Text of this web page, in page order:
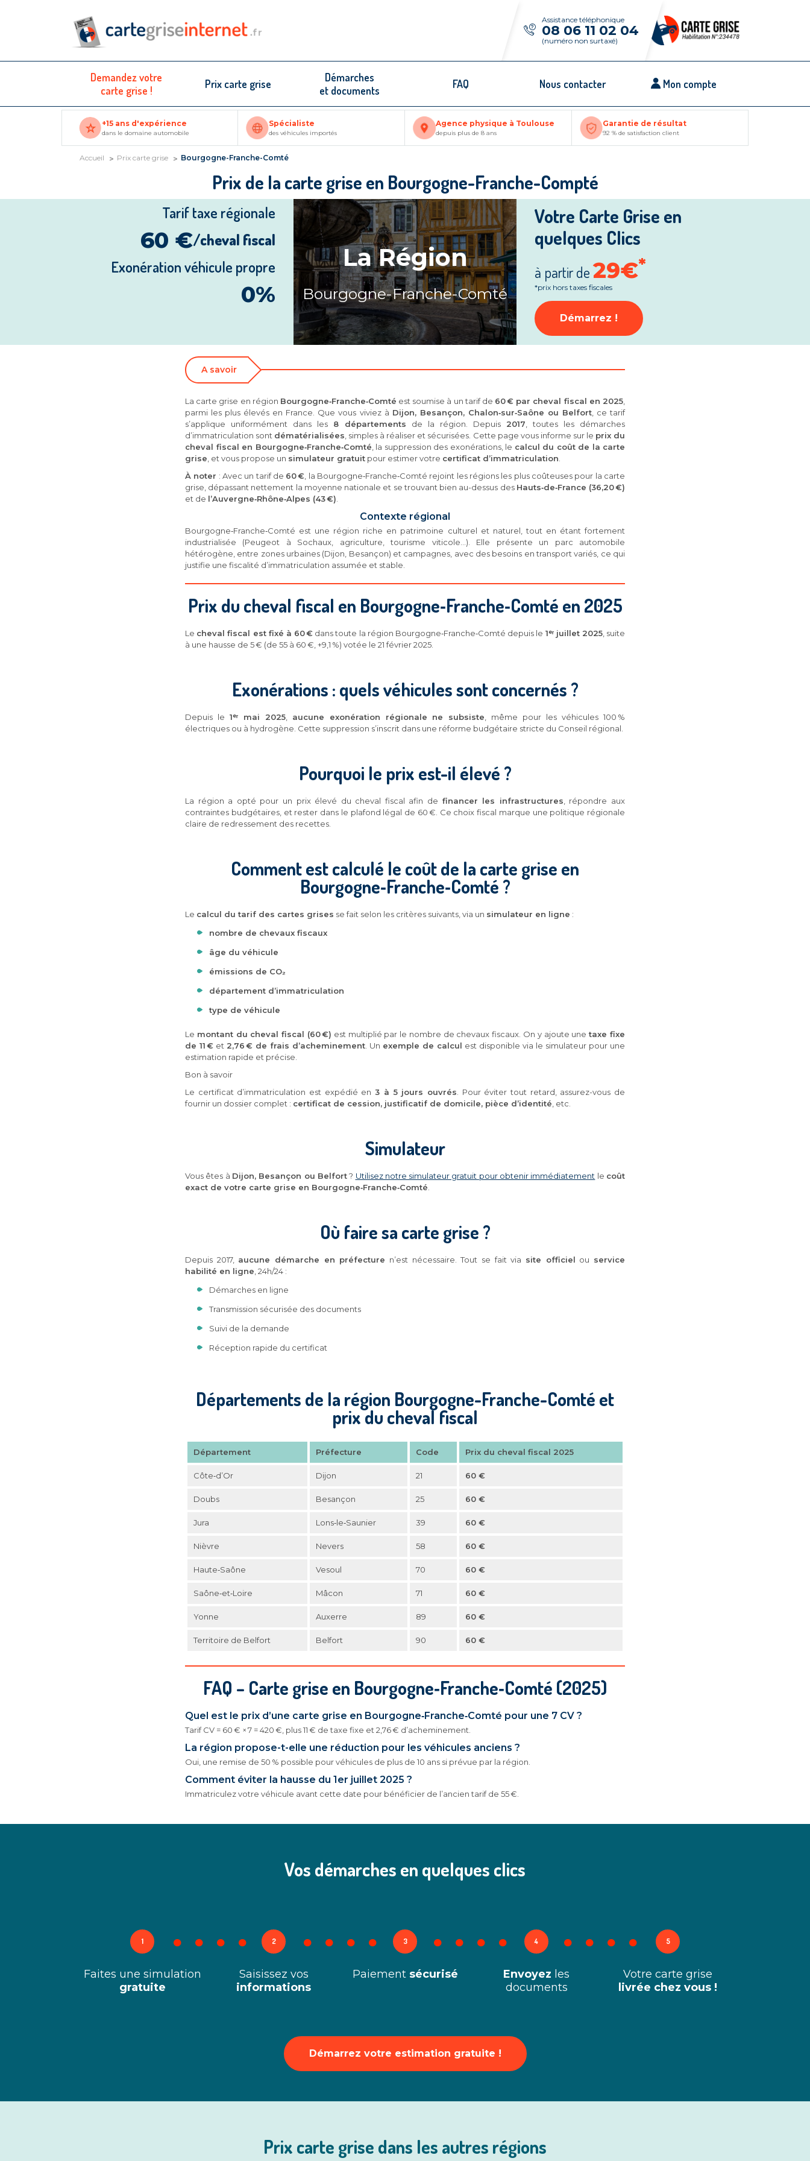
Assistance téléphonique
08 06 11 02 04
(numéro non surtaxé)
Demandez votre
carte grise !
Prix carte grise
Démarches
et documents
FAQ Nous contacter Mon compte
+15 ans d'expérience
dans le domaine automobile
Spécialiste
des véhicules importés
Agence physique à Toulouse
depuis plus de 8 ans
Garantie de résultat
92 % de satisfaction client
Accueil Prix carte grise Bourgogne-Franche-Comté
Prix de la carte grise en Bourgogne-Franche-Compté
Tarif taxe régionale
60 €/cheval fiscal
Exonération véhicule propre
0%
La Région
Bourgogne-Franche-Comté
Votre Carte Grise en
quelques Clics
à partir de29€*
*prix hors taxes fiscales
Démarrez !
A savoir
La carte grise en région Bourgogne‑Franche‑Comté est soumise à un tarif de 60 € par cheval fiscal en 2025
parmi les plus élevés en France. Que vous viviez à Dijon, Besançon, Chalon‑sur‑Saône ou Belfort, ce tarif
s’applique uniformément dans les 8 départements de la région. Depuis 2017 , toutes les démarches
d’immatriculation sont dématérialisées , simples à réaliser et sécurisées. Cette page vous informe sur le prix du
cheval fiscal en Bourgogne‑Franche‑Comté , la suppression des exonérations, le calcul du coût de la carte
grise , et vous propose un simulateur gratuit pour estimer votre certificat d’immatriculation
À noter : Avec un tarif de 60 € , la Bourgogne‑Franche‑Comté rejoint les régions les plus coûteuses pour la carte
grise, dépassant nettement la moyenne nationale et se trouvant bien au-dessus des Hauts‑de‑France (36,20 €)
et de l’Auvergne‑Rhône‑Alpes (43 €)
Contexte régional
Bourgogne‑Franche‑Comté est une région riche en patrimoine culturel et naturel, tout en étant fortement
industrialisée (Peugeot à Sochaux, agriculture, tourisme viticole…). Elle présente un parc automobile
hétérogène, entre zones urbaines (Dijon, Besançon) et campagnes, avec des besoins en transport variés, ce qui
justifie une fiscalité d’immatriculation assumée et stable.
Prix du cheval fiscal en Bourgogne‑Franche‑Comté en 2025
Le cheval fiscal est fixé à 60 € dans toute la région Bourgogne‑Franche‑Comté depuis le 1ᵉʳ juillet 2025, suite
à une hausse de 5 € (de 55 à 60 €, +9,1 %) votée le 21 février 2025.
Exonérations : quels véhicules sont concernés ?
Depuis le 1ᵉʳ mai 2025, aucune exonération régionale ne subsiste , même pour les véhicules 100 %
électriques ou à hydrogène. Cette suppression s’inscrit dans une réforme budgétaire stricte du Conseil régional.
Pourquoi le prix est-il élevé ?
La région a opté pour un prix élevé du cheval fiscal afin de financer les infrastructures , répondre aux
contraintes budgétaires, et rester dans le plafond légal de 60 €. Ce choix fiscal marque une politique régionale
claire de redressement des recettes.
Comment est calculé le coût de la carte grise en
Bourgogne‑Franche‑Comté ?
Le calcul du tarif des cartes grises se fait selon les critères suivants, via un simulateur en ligne :
nombre de chevaux fiscaux
âge du véhicule
émissions de CO₂
département d’immatriculation
type de véhicule
Le montant du cheval fiscal (60 €) est multiplié par le nombre de chevaux fiscaux. On y ajoute unetaxe fixe
de 11 € et 2,76 € de frais d’acheminement . Un exemple de calcul est disponible via le simulateur pour une
estimation rapide et précise.
Bon à savoir
Le certificat d’immatriculation est expédié en3 à 5 jours ouvrés . Pour éviter tout retard, assurez-vous de
fournir un dossier complet : certificat de cession, justificatif de domicile, pièce d’identité , etc.
Simulateur
Vous êtes à Dijon, Besançon ou Belfort? Utilisez notre simulateur gratuit pour obtenir immédiatement le coût
exact de votre carte grise en Bourgogne‑Franche‑Comté
Où faire sa carte grise ?
Depuis 2017, aucune démarche en préfecture n’est nécessaire. Tout se fait via site officiel ou service
habilité en ligne , 24h/24 :
Démarches en ligne
Transmission sécurisée des documents
Suivi de la demande
Réception rapide du certificat
Départements de la région Bourgogne-Franche-Comté et
prix du cheval fiscal
Département Préfecture Code Prix du cheval fiscal 2025
Côte‑d’Or Dijon 21 60 €
Doubs Besançon 25 60 €
Jura Lons‑le‑Saunier 39 60 €
Nièvre Nevers 58 60 €
Haute‑Saône Vesoul 70 60 €
Saône‑et‑Loire Mâcon 71 60 €
Yonne Auxerre 89 60 €
Territoire de Belfort Belfort 90 60 €
FAQ – Carte grise en Bourgogne‑Franche‑Comté (2025)
Quel est le prix d’une carte grise en Bourgogne‑Franche‑Comté pour une 7 CV ?
Tarif CV = 60 € × 7 = 420 €, plus 11 € de taxe fixe et 2,76 € d’acheminement.
La région propose-t-elle une réduction pour les véhicules anciens ?
Oui, une remise de 50 % possible pour véhicules de plus de 10 ans si prévue par la région.
Comment éviter la hausse du 1er juillet 2025 ?
Immatriculez votre véhicule avant cette date pour bénéficier de l’ancien tarif de 55 €.
Vos démarches en quelques clics
Faites une simulation
gratuite
1
Saisissez vos
informations
2
Paiement sécurisé
3
Envoyez les
documents
4
Votre carte grise
livrée chez vous !
5
Démarrez votre estimation gratuite !
Prix carte grise dans les autres régions